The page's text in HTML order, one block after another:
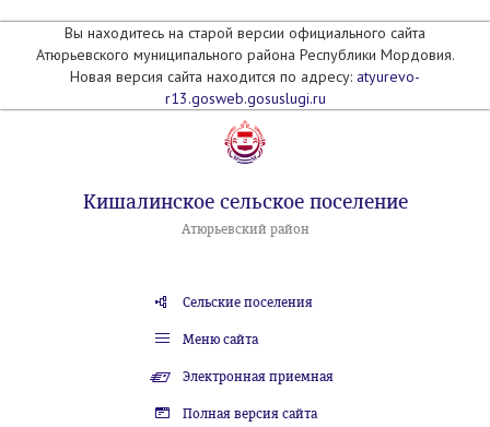
Вы находитесь на старой версии официального сайта
Атюрьевского муниципального района Республики Мордовия.
Новая версия сайта находится по адресу: atyurevo-
r13.gosweb.gosuslugi.ru
Кишалинское сельское поселение
Атюрьевский район
Сельские поселения
Меню сайта
Электронная приемная
Полная версия сайта